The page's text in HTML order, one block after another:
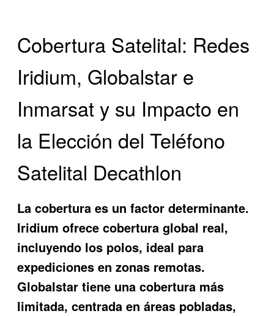
Cobertura Satelital: Redes
Iridium, Globalstar e
Inmarsat y su Impacto en
la Elección del Teléfono
Satelital Decathlon
La cobertura es un factor determinante.
Iridium ofrece cobertura global real,
incluyendo los polos, ideal para
expediciones en zonas remotas.
Globalstar tiene una cobertura más
limitada, centrada en áreas pobladas,